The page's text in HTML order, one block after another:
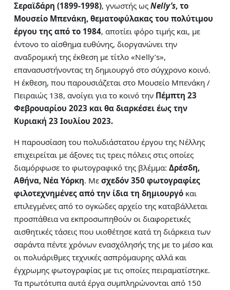
Σεραϊδάρη (1899-1998), γνωστής ωςNelly’s, το
Μουσείο Μπενάκη, θεματοφύλακας του πολύτιμου
έργου της από το 1984, αποτίει φόρο τιμής και, με
έντονο το αίσθημα ευθύνης, διοργανώνει την
αναδρομική της έκθεση με τίτλο «Nelly’s»,
επανασυστήνοντας τη δημιουργό στο σύγχρονο κοινό.
Η έκθεση, που παρουσιάζεται στο Μουσείο Μπενάκη /
Πειραιώς 138, ανοίγει για το κοινό την Πέμπτη 23
Φεβρουαρίου 2023 και θα διαρκέσει έως την
Κυριακή 23 Ιουλίου 2023.
Η παρουσίαση του πολυδιάστατου έργου της Νέλλης
επιχειρείται με άξονες τις τρεις πόλεις στις οποίες
διαμόρφωσε το φωτογραφικό της βλέμμα:Δρέσδη,
Αθήνα, Νέα Υόρκη. Μεσχεδόν 350 φωτογραφίες
φιλοτεχνημένες από την ίδια τη δημιουργό και
επιλεγμένες από το ογκώδες αρχείο της καταβάλλεται
προσπάθεια να εκπροσωπηθούν οι διαφορετικές
αισθητικές τάσεις που υιοθέτησε κατά τη διάρκεια των
σαράντα πέντε χρόνων ενασχόλησής της με το μέσο και
οι πολυάριθμες τεχνικές ασπρόμαυρης αλλά και
έγχρωμης φωτογραφίας με τις οποίες πειραματίστηκε.
Τα πρωτότυπα αυτά έργα συμπληρώνονται από 150